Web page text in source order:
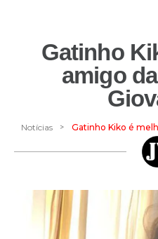
Gatinho
amigo
Notícias > Gatinho Kiko é